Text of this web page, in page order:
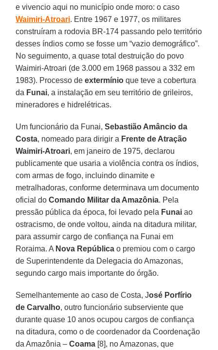
e vivencio aqui no município onde moro: o caso
Waimiri-Atroari. Entre 1967 e 1977, os militares
construíram a rodovia BR-174 passando pelo território
desses índios como se fosse um “vazio demográfico”.
No seguimento, a quase total destruição do povo
Waimiri-Atroari (de 3.000 em 1968 passou a 332 em
1983). Processo deextermínio que teve a cobertura
da Funai, a instalação em seu território de grileiros,
mineradores e hidrelétricas.
Um funcionário da Funai,Sebastião Amâncio da
Costa, nomeado para dirigir a Frente de Atração
Waimiri-Atroari, em janeiro de 1975, declarou
publicamente que usaria a violência contra os índios,
com armas de fogo, incluindo dinamite e
metralhadoras, conforme determinava um documento
oficial doComando Militar da Amazônia. Pela
pressão pública da época, foi levado pela Funai ao
ostracismo, de onde voltou, ainda na ditadura militar,
para assumir cargo de confiança na Funai em
Roraima. A Nova República o premiou com o cargo
de Superintendente da Delegacia do Amazonas,
segundo cargo mais importante do órgão.
Semelhantemente ao caso de Costa, José Porfírio
de Carvalho, outro funcionário subserviente que
durante quase 10 anos ocupou cargos de confiança
na ditadura, como o de coordenador da Coordenação
da Amazônia –Coama [8], no Amazonas, que